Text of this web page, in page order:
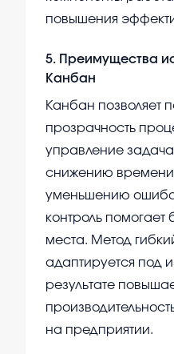
повышения
5. Преимущества
Канбан
Канбан позволяет
прозрачность
управление
снижению времени
уменьшению
контроль помогает
места. Метод
адаптируется под
результате
на предприятии.